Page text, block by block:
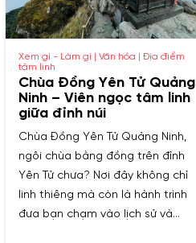
Xem gì - Làm gì | Văn hóa | Địa điểm
tâm linh
Chùa Đồng Yên Tử Quảng
Ninh – Viên ngọc tâm linh
giữa đỉnh núi
Chùa Đồng Yên Tử Quảng Ninh,
ngôi chùa bằng đồng trên đỉnh
Yên Tử chưa? Nơi đây không chỉ
linh thiêng mà còn là hành trình
đưa bạn chạm vào lịch sử và